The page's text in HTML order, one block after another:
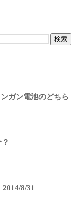
ガン電池のどちら
8/31